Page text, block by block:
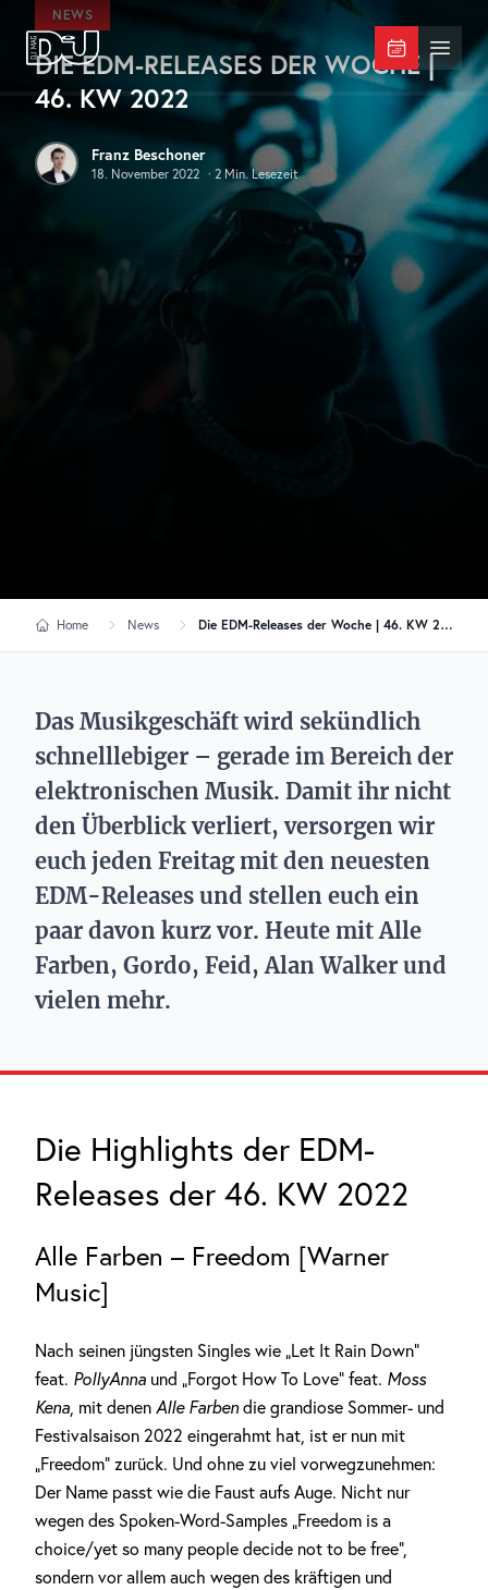
Zum Hauptinhalt springen
DJ Mag Germany Menü
NEWS
DIE EDM-RELEASES DER WOCHE |
46. KW 2022
Franz Beschoner
18. November 2022 · 2 Min. Lesezeit
Home News Die EDM-Releases der Woche | 46. KW 2022
Das Musikgeschäft wird sekündlich
schnelllebiger – gerade im Bereich der
elektronischen Musik. Damit ihr nicht
den Überblick verliert, versorgen wir
euch jeden Freitag mit den neuesten
EDM-Releases und stellen euch ein
paar davon kurz vor. Heute mit Alle
Farben, Gordo, Feid, Alan Walker und
vielen mehr.
Die Highlights der EDM-
Releases der 46. KW 2022
Alle Farben – Freedom [Warner
Music]
Nach seinen jüngsten Singles wie „Let It Rain Down“
feat. PollyAnna und „Forgot How To Love“ feat. Moss
Kena, mit denen Alle Farbendie grandiose Sommer- und
Festivalsaison 2022 eingerahmt hat, ist er nun mit
„Freedom“ zurück. Und ohne zu viel vorwegzunehmen:
Der Name passt wie die Faust aufs Auge. Nicht nur
wegen des Spoken-Word-Samples „Freedom is a
choice/yet so many people decide not to be free“,
sondern vor allem auch wegen des kräftigen und